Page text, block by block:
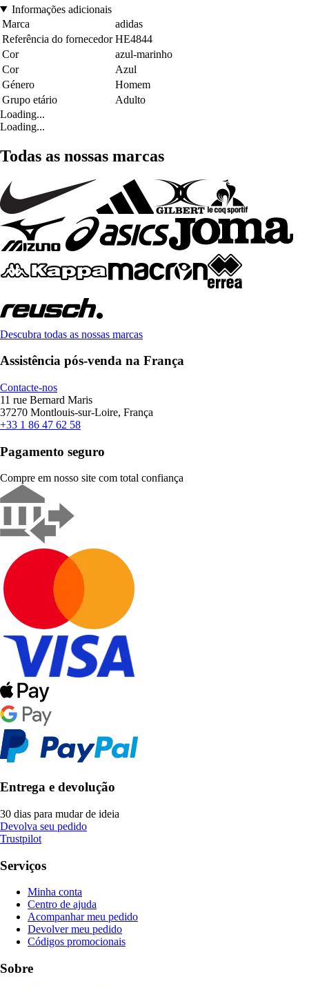
Informações adicionais
Marca
adidas
Referência do fornecedor HE4844
Cor
azul-marinho
Cor
Azul
Género
Homem
Grupo etário
Adulto
Loading...
Loading...
Todas as nossas marcas
Descubra todas as nossas marcas
Assistência pós-venda na França
Contacte-nos
11 rue Bernard Maris
37270 Montlouis-sur-Loire, França
+33 1 86 47 62 58
Pagamento seguro
Compre em nosso site com total confiança
Entrega e devolução
30 dias para mudar de ideia
Devolva seu pedido
Trustpilot
Serviços
Minha conta
Centro de ajuda
Acompanhar meu pedido
Devolver meu pedido
Códigos promocionais
Sobre